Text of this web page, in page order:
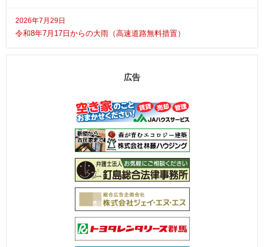
2026年7月29日
令和8年7月17日からの大雨（高速道路無料措置）
広告